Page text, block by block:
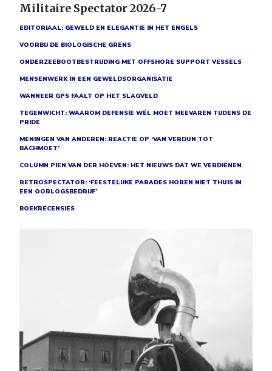
Militaire Spectator 2026-7
EDITORIAAL: GEWELD EN ELEGANTIE IN HET ENGELS
VOORBIJ DE BIOLOGISCHE GRENS
ONDERZEEBOOTBESTRIJDING MET OFFSHORE SUPPORT VESSELS
MENSENWERK IN EEN GEWELDSORGANISATIE
WANNEER GPS FAALT OP HET SLAGVELD
TEGENWICHT: WAAROM DEFENSIE WÉL MOET MEEVAREN TIJDENS DE
PRIDE
MENINGEN VAN ANDEREN: REACTIE OP ‘VAN VERDUN TOT
BACHMOET’
COLUMN PIEN VAN DER HOEVEN: HET NIEUWS DAT WE VERDIENEN
RETROSPECTATOR: ‘FEESTELIJKE PARADES HOREN NIET THUIS IN
EEN OORLOGSBEDRIJF’
BOEKRECENSIES